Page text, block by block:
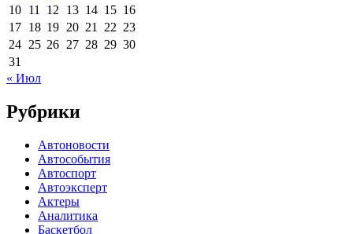
10 11 12 13 14 15 16
17 18 19 20 21 22 23
24 25 26 27 28 29 30
31
« Июл
Рубрики
Автоновости
Автособытия
Автоспорт
Автоэксперт
Актеры
Аналитика
Баскетбол